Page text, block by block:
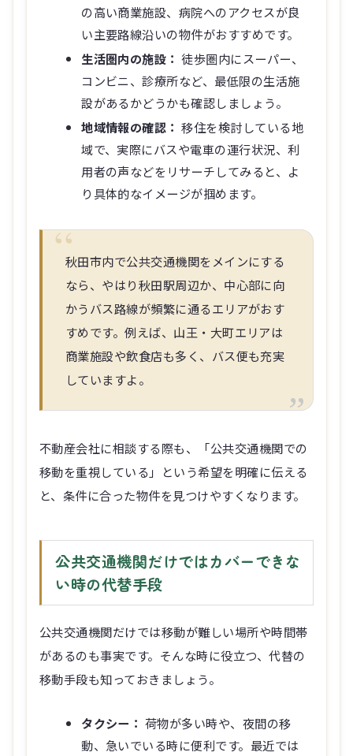
の高い商業施設、病院へのアクセスが良
い主要路線沿いの物件がおすすめです。
生活圏内の施設： 徒歩圏内にスーパー、
コンビニ、診療所など、最低限の生活施
設があるかどうかも確認しましょう。
地域情報の確認： 移住を検討している地
域で、実際にバスや電車の運行状況、利
用者の声などをリサーチしてみると、よ
り具体的なイメージが掴めます。
秋田市内で公共交通機関をメインにする
なら、やはり秋田駅周辺か、中心部に向
かうバス路線が頻繁に通るエリアがおす
すめです。例えば、山王・大町エリアは
商業施設や飲食店も多く、バス便も充実
していますよ。
不動産会社に相談する際も、「公共交通機関での
移動を重視している」という希望を明確に伝える
と、条件に合った物件を見つけやすくなります。
公共交通機関だけではカバーできな
い時の代替手段
公共交通機関だけでは移動が難しい場所や時間帯
があるのも事実です。そんな時に役立つ、代替の
移動手段も知っておきましょう。
タクシー： 荷物が多い時や、夜間の移
動、急いでいる時に便利です。最近では